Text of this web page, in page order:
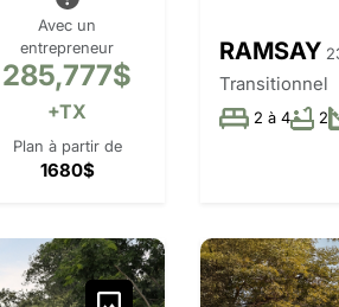
Avec un
entrepreneur
285,777$
+TX
Plan à partir de
1680$
RAMSAY
Transitionnel
2 à 4 2